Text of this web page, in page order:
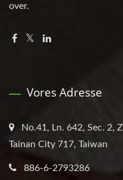
over.
Vores Adresse
No.41, Ln. 642, Sec. 2,
Tainan City 717, Taiwan
886-6-2793286